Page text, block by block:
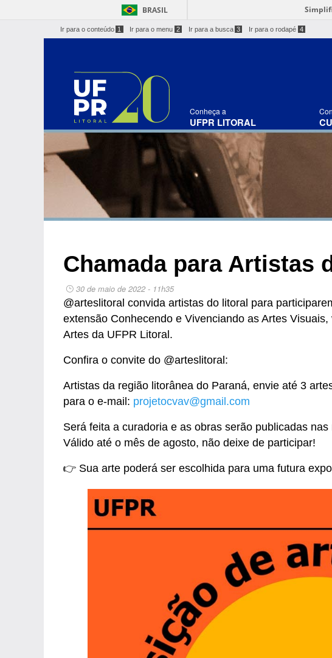
BRASIL
Ir para o conteúdo 1 Ir para o menu 2 Ir para a busca 3 Ir para o rodapé 4
Conheça a
UFPR LITORAL
Chamada para Artistas
30 de maio de 2022 - 11h35
@arteslitoral convida artistas do litoral para
extensão Conhecendo e Vivenciando as Artes
Artes da UFPR Litoral.
Confira o convite do @arteslitoral:
Artistas da região litorânea do Paraná, envie até 3
para o e-mail: projetocvav@gmail.com
Será feita a curadoria e as obras serão publicadas
Válido até o mês de agosto, não deixe de participar!
👉 Sua arte poderá ser escolhida para uma futura